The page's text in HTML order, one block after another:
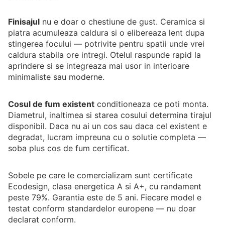
Finisajul nu e doar o chestiune de gust. Ceramica si
piatra acumuleaza caldura si o elibereaza lent dupa
stingerea focului — potrivite pentru spatii unde vrei
caldura stabila ore intregi. Otelul raspunde rapid la
aprindere si se integreaza mai usor in interioare
minimaliste sau moderne.
Cosul de fum existent conditioneaza ce poti monta.
Diametrul, inaltimea si starea cosului determina tirajul
disponibil. Daca nu ai un cos sau daca cel existent e
degradat, lucram impreuna cu o solutie completa —
soba plus cos de fum certificat.
Sobele pe care le comercializam sunt certificate
Ecodesign, clasa energetica A si A+, cu randament
peste 79%. Garantia este de 5 ani. Fiecare model e
testat conform standardelor europene — nu doar
declarat conform.